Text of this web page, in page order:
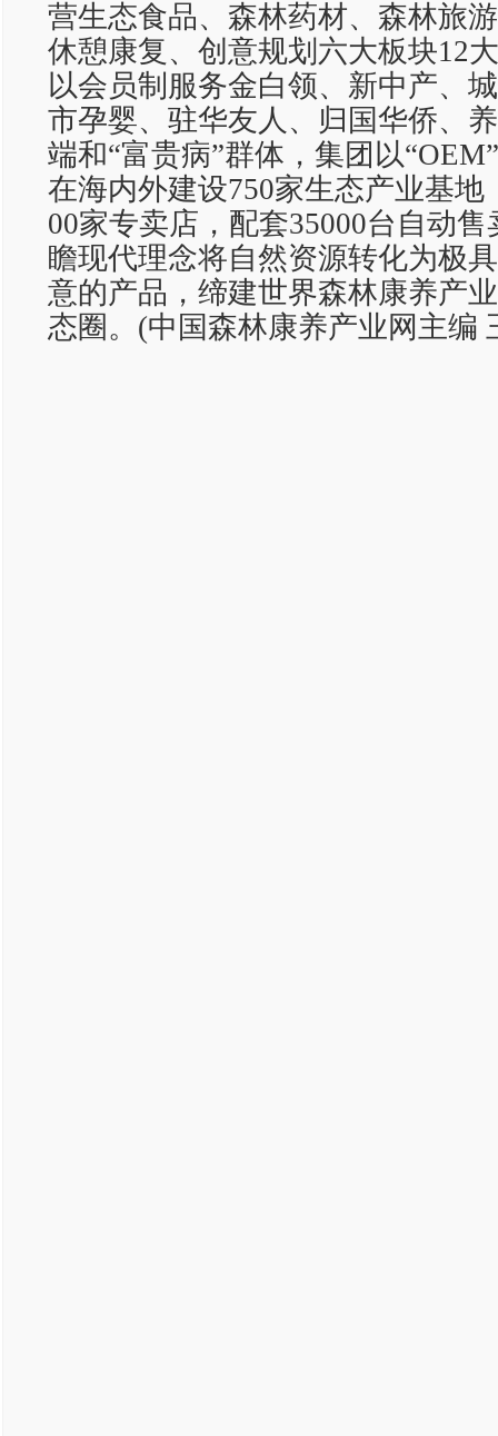
营生态食品、森林药材、森林旅
休憩康复、创意规划六大板块12
以会员制服务金白领、新中产、
市孕婴、驻华友人、归国华侨、
端和“富贵病”群体，集团以
在海内外建设750家生态产业基地
00家专卖店，配套35000台自动
瞻现代理念将自然资源转化为极
意的产品，缔建世界森林康养产
态圈。(中国森林康养产业网主编